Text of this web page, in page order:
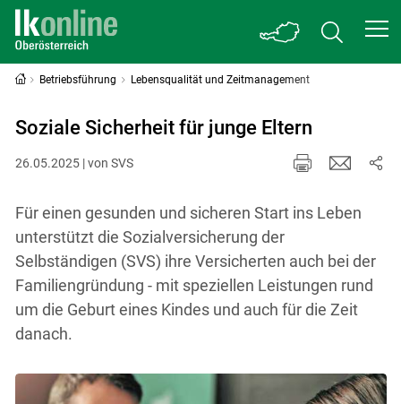
Betriebsführung Lebensqualität und Zeitmanagement
Soziale Sicherheit für junge Eltern
26.05.2025 | von SVS
Für einen gesunden und sicheren Start ins Leben
unterstützt die Sozialversicherung der
Selbständigen (SVS) ihre Versicherten auch bei der
Familiengründung - mit speziellen Leistungen rund
um die Geburt eines Kindes und auch für die Zeit
danach.